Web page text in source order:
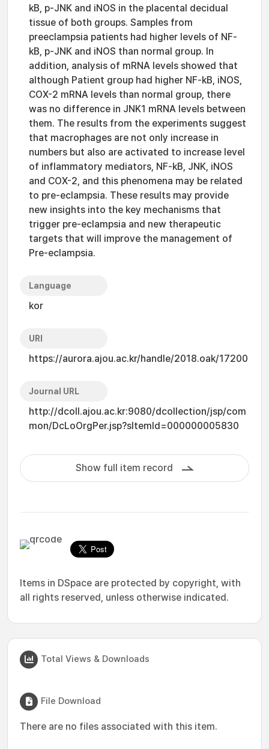
kB, p-JNK and iNOS in the placental decidual
tissue of both groups. Samples from
preeclampsia patients had higher levels of NF-
kB, p-JNK and iNOS than normal group. In
addition, analysis of mRNA levels showed that
although Patient group had higher NF-kB, iNOS,
COX-2 mRNA levels than normal group, there
was no difference in JNK1 mRNA levels between
them. The results from the experiments suggest
that macrophages are not only increase in
numbers but also are activated to increase level
of inflammatory mediators, NF-kB, JNK, iNOS
and COX-2, and this phenomena may be related
to pre-eclampsia. These results may provide
new insights into the key mechanisms that
trigger pre-eclampsia and new therapeutic
targets that will improve the management of
Pre-eclampsia.
Language
kor
URI
https://aurora.ajou.ac.kr/handle/2018.oak/17200
Journal URL
http://dcoll.ajou.ac.kr:9080/dcollection/jsp/com
mon/DcLoOrgPer.jsp?sItemId=000000005830
Show full item record
Items in DSpace are protected by copyright, with
all rights reserved, unless otherwise indicated.
Total Views & Downloads
File Download
There are no files associated with this item.